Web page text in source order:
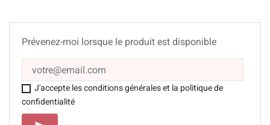
Prévenez-moi lorsque le produit est disponible
J'accepte les conditions générales et la politique de
confidentialité